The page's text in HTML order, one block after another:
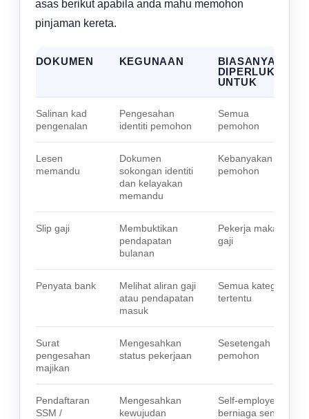
asas berikut apabila anda mahu memohon
pinjaman kereta.
DOKUMEN KEGUNAAN
BIASANYA
DIPERLUKAN
UNTUK
Salinan kad
pengenalan
Pengesahan
identiti pemohon
Semua
pemohon
Lesen
memandu
Dokumen
sokongan identiti
dan kelayakan
memandu
Kebanyakan
pemohon
Slip gaji
Membuktikan
pendapatan
bulanan
Pekerja makan
gaji
Penyata bank
Melihat aliran gaji
atau pendapatan
masuk
Semua kategori
tertentu
Surat
pengesahan
majikan
Mengesahkan
status pekerjaan
Sesetengah
pemohon
Pendaftaran
SSM /
Mengesahkan
kewujudan
Self-employed /
berniaga sendiri